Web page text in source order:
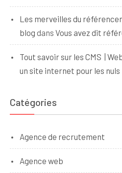
Les merveilles du
blog dans Vous avez dit
Tout savoir sur les CMS |
un site internet pour les nuls
Catégories
Agence de recrutement
Agence web